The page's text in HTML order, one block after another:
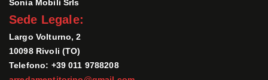
Sonia Mobili Srls
Sede Legale:
Largo Volturno, 2
10098 Rivoli (TO)
Telefono: +39 011 9788208